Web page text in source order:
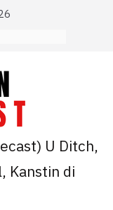
U Ditch,
Kanstin di